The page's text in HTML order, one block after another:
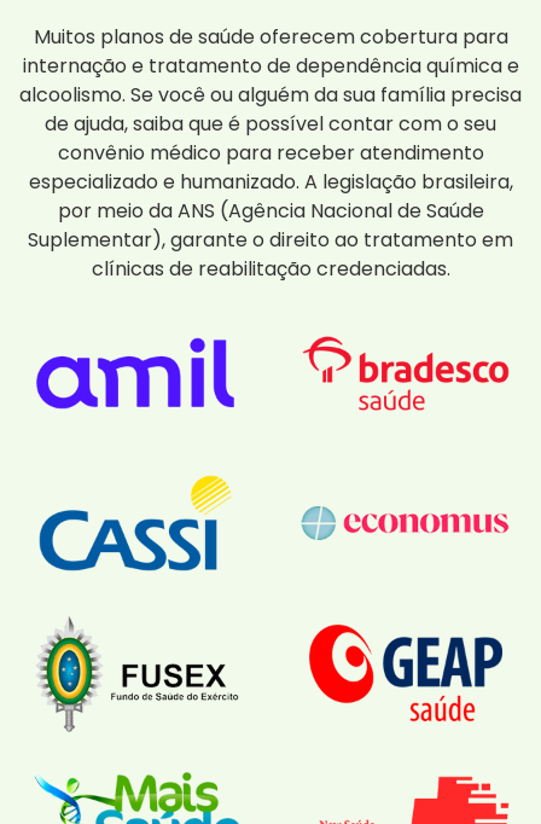
Muitos planos de saúde oferecem cobertura para
internação e tratamento de dependência química e
alcoolismo. Se você ou alguém da sua família precisa
de ajuda, saiba que é possível contar com o seu
convênio médico para receber atendimento
especializado e humanizado. A legislação brasileira,
por meio da ANS (Agência Nacional de Saúde
Suplementar), garante o direito ao tratamento em
clínicas de reabilitação credenciadas.